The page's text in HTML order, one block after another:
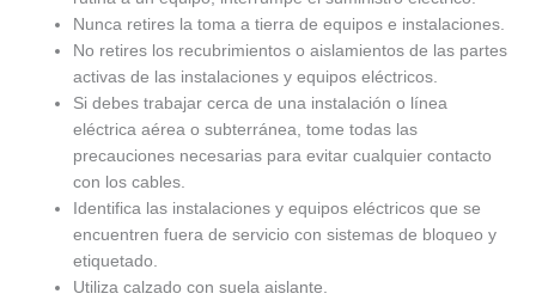
Nunca retires la toma a tierra de equipos e instalaciones.
No retires los recubrimientos o aislamientos de las partes
activas de las instalaciones y equipos eléctricos.
Si debes trabajar cerca de una instalación o línea
eléctrica aérea o subterránea, tome todas las
precauciones necesarias para evitar cualquier contacto
con los cables.
Identifica las instalaciones y equipos eléctricos que se
encuentren fuera de servicio con sistemas de bloqueo y
etiquetado.
Utiliza calzado con suela aislante.